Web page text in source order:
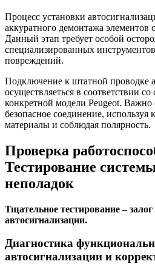
Процесс установки
аккуратного демонтажа элементов
Данный этап требует особой
специализированных
повреждений.
Подключение к штатной проводке
осуществляеться в соответствии
конкретной модели Peugeot. Важно
безопасное соединение, используя
материалы и соблюдая полярность.
Проверка
Тестирование
неполадок
Тщательное тестирование –
автосигнализации.
Диагностика
автосигнализации и